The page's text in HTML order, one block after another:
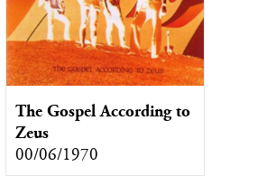
The Gospel According to
Zeus
00/06/1970